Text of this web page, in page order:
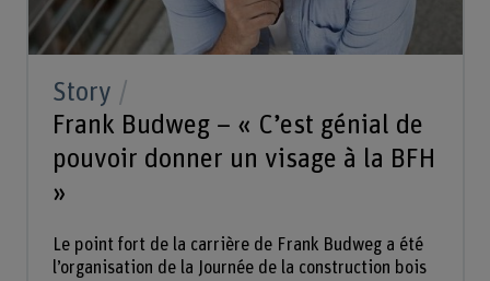
Story
Frank Budweg – « C’est génial de
pouvoir donner un visage à la BFH
»
Le point fort de la carrière de Frank Budweg a été
l’organisation de la Journée de la construction bois